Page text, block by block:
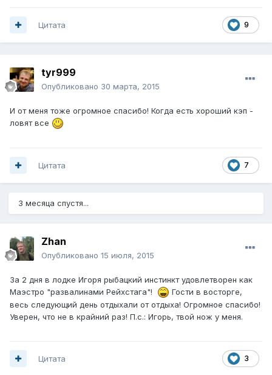
9
Цитата
tyr999
Опубликовано 30 марта, 2015
И от меня тоже огромное спасибо! Когда есть хороший кэп -
ловят все
7
Цитата
3 месяца спустя...
Zhan
Опубликовано 15 июля, 2015
За 2 дня в лодке Игоря рыбацкий инстинкт удовлетворен как
Маэстро "развалинами Рейхстага"!
Гости в восторге,
весь следующий день отдыхали от отдыха! Огромное спасибо!
Уверен, что не в крайний раз! П.с.: Игорь, твой нож у меня.
3
Цитата